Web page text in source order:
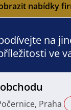
nabídky
na
ve
Praha